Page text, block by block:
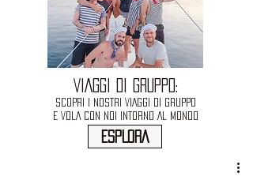
VIAGGI DI GRUPPO:
SCOPRI I NOSTRI VIAGGI DI GRUPPO
E VOLA CON NOI INTORNO AL MONDO
ESPLORA